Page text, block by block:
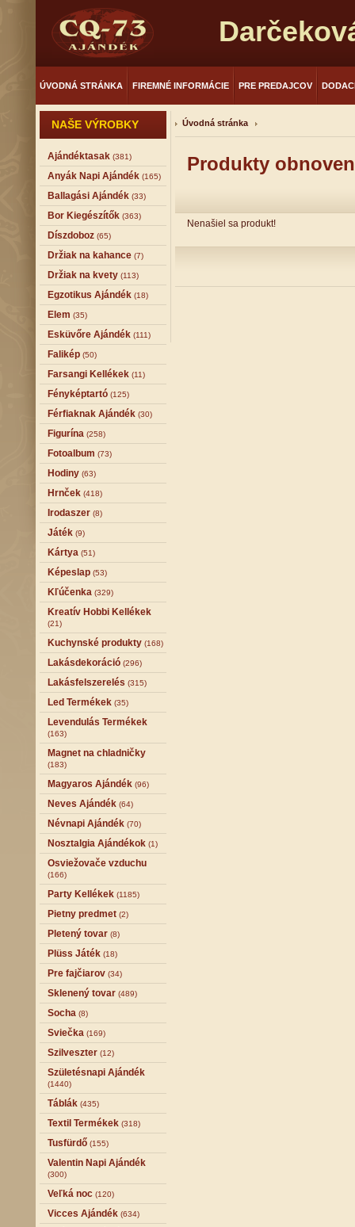
ÚVODNÁ STRÁNKA FIREMNÉ INFORMÁCIE PRE PREDAJCOV
NAŠE VÝROBKY
Ajándéktasak (381)
Anyák Napi Ajándék (165)
Ballagási Ajándék (33)
Bor Kiegészítők (363)
Díszdoboz (65)
Držiak na kahance (7)
Držiak na kvety (113)
Egzotikus Ajándék (18)
Elem (35)
Esküvőre Ajándék (111)
Falikép (50)
Farsangi Kellékek (11)
Fényképtartó (125)
Férfiaknak Ajándék (30)
Figurína (258)
Fotoalbum (73)
Hodiny (63)
Hrnček (418)
Irodaszer (8)
Játék (9)
Kártya (51)
Képeslap (53)
Kľúčenka (329)
Kreatív Hobbi Kellékek
(21)
Kuchynské produkty (168)
Lakásdekoráció (296)
Lakásfelszerelés (315)
Led Termékek (35)
Levendulás Termékek
(163)
Magnet na chladničky
(183)
Magyaros Ajándék (96)
Neves Ajándék (64)
Névnapi Ajándék (70)
Nosztalgia Ajándékok (1)
Osviežovače vzduchu
(166)
Party Kellékek (1185)
Pietny predmet (2)
Pletený tovar (8)
Plüss Játék (18)
Pre fajčiarov (34)
Sklenený tovar (489)
Socha (8)
Sviečka (169)
Szilveszter (12)
Születésnapi Ajándék
(1440)
Táblák (435)
Textil Termékek (318)
Tusfürdő (155)
Valentin Napi Ajándék
(300)
Veľká noc (120)
Vicces Ajándék (634)
Úvodná stránka
Produkty
Nenašiel sa produkt!